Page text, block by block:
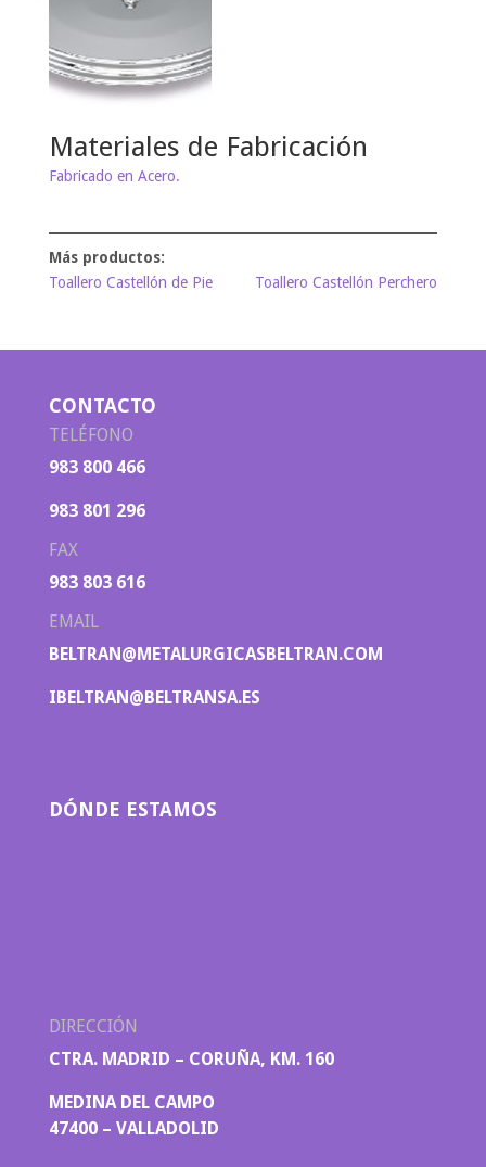
Materiales de Fabricación
Fabricado en Acero.
Toallero Castellón de Pie Toallero Castellón Perchero
CONTACTO
TELÉFONO
983 800 466
983 801 296
FAX
983 803 616
EMAIL
BELTRAN@METALURGICASBELTRAN.COM
IBELTRAN@BELTRANSA.ES
DÓNDE ESTAMOS
DIRECCIÓN
CTRA. MADRID – CORUÑA, KM. 160
MEDINA DEL CAMPO
47400 – VALLADOLID